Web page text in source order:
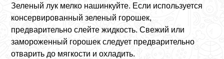
Зеленый лук мелко нашинкуйте. Если используется
консервированный зеленый горошек,
предварительно слейте жидкость. Свежий или
замороженный горошек следует предварительно
отварить до мягкости и охладить.